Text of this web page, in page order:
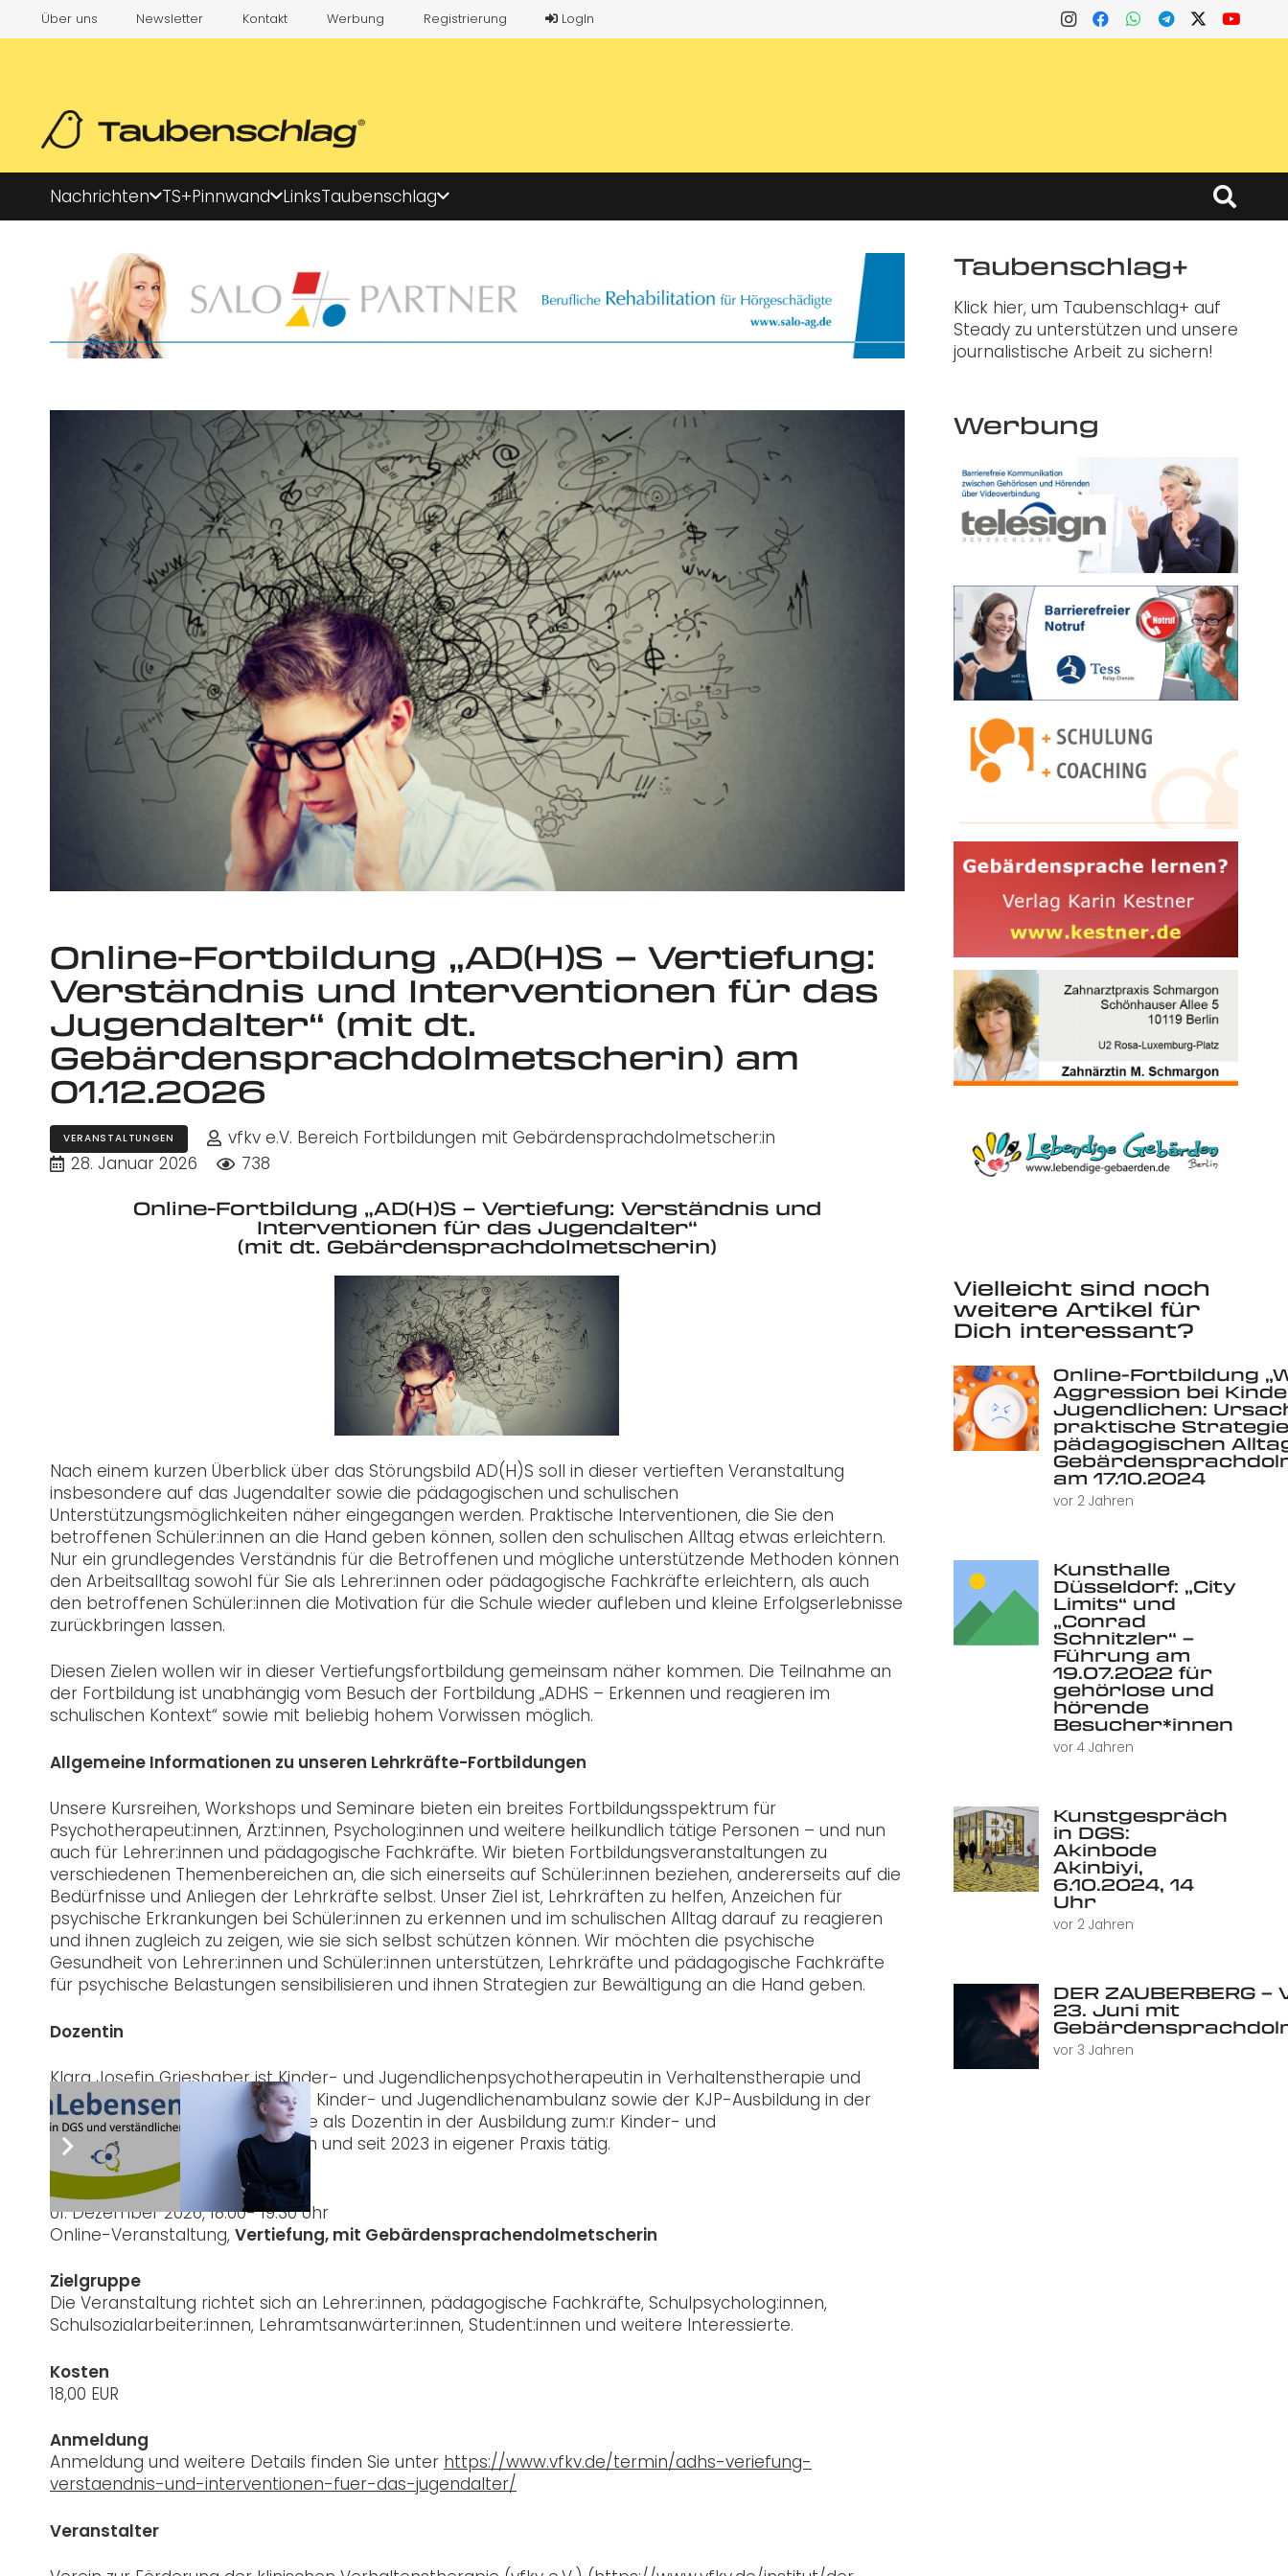
Über uns Newsletter Kontakt Werbung Registrierung LogIn
Nachrichten TS+Pinnwand LinksTaubenschlag
Online-Fortbildung „AD(H)S – Vertiefung:
Verständnis und Interventionen für das
Jugendalter“ (mit dt.
Gebärdensprachdolmetscherin) am
01.12.2026
VERANSTALTUNGEN
vfkv e.V. Bereich Fortbildungen mit Gebärdensprachdolmetscher:in
28. Januar 2026
738
Online-Fortbildung „AD(H)S – Vertiefung: Verständnis und
Interventionen für das Jugendalter“
(mit dt. Gebärdensprachdolmetscherin)
Nach einem kurzen Überblick über das Störungsbild AD(H)S soll in dieser vertieften Veranstaltung
insbesondere auf das Jugendalter sowie die pädagogischen und schulischen
Unterstützungsmöglichkeiten näher eingegangen werden. Praktische Interventionen, die Sie den
betroffenen Schüler:innen an die Hand geben können, sollen den schulischen Alltag etwas erleichtern.
Nur ein grundlegendes Verständnis für die Betroffenen und mögliche unterstützende Methoden können
den Arbeitsalltag sowohl für Sie als Lehrer:innen oder pädagogische Fachkräfte erleichtern, als auch
den betroffenen Schüler:innen die Motivation für die Schule wieder aufleben und kleine Erfolgserlebnisse
zurückbringen lassen.
Diesen Zielen wollen wir in dieser Vertiefungsfortbildung gemeinsam näher kommen. Die Teilnahme an
der Fortbildung ist unabhängig vom Besuch der Fortbildung „ADHS – Erkennen und reagieren im
schulischen Kontext“ sowie mit beliebig hohem Vorwissen möglich.
Allgemeine Informationen zu unseren Lehrkräfte-Fortbildungen
Unsere Kursreihen, Workshops und Seminare bieten ein breites Fortbildungsspektrum für
Psychotherapeut:innen, Ärzt:innen, Psycholog:innen und weitere heilkundlich tätige Personen – und nun
auch für Lehrer:innen und pädagogische Fachkräfte. Wir bieten Fortbildungsveranstaltungen zu
verschiedenen Themenbereichen an, die sich einerseits auf Schüler:innen beziehen, andererseits auf die
Bedürfnisse und Anliegen der Lehrkräfte selbst. Unser Ziel ist, Lehrkräften zu helfen, Anzeichen für
psychische Erkrankungen bei Schüler:innen zu erkennen und im schulischen Alltag darauf zu reagieren
und ihnen zugleich zu zeigen, wie sie sich selbst schützen können. Wir möchten die psychische
Gesundheit von Lehrer:innen und Schüler:innen unterstützen, Lehrkräfte und pädagogische Fachkräfte
für psychische Belastungen sensibilisieren und ihnen Strategien zur Bewältigung an die Hand geben.
Dozentin
Klara Josefin Grieshaber ist Kinder- und Jugendlichenpsychotherapeutin in Verhaltenstherapie und
arbeitet seit 2019 im Bereich der Kinder- und Jugendlichenambulanz sowie der KJP-Ausbildung in der
vfkv gGmbH. Des Weiteren ist sie als Dozentin in der Ausbildung zum:r Kinder- und
Jugendlichenpsychotherapeut:in und seit 2023 in eigener Praxis tätig.
Datum und Ort
01. Dezember 2026, 18:00- 19:30 Uhr
Online-Veranstaltung, Vertiefung, mit Gebärdensprachendolmetscherin
Zielgruppe
Die Veranstaltung richtet sich an Lehrer:innen, pädagogische Fachkräfte, Schulpsycholog:innen,
Schulsozialarbeiter:innen, Lehramtsanwärter:innen, Student:innen und weitere Interessierte.
Kosten
18,00 EUR
Anmeldung
Anmeldung und weitere Details finden Sie unter https://www.vfkv.de/termin/adhs-veriefung-
verstaendnis-und-interventionen-fuer-das-jugendalter/
Veranstalter
Taubenschlag+
Klick hier, um Taubenschlag+ auf
Steady zu unterstützen und unsere
journalistische Arbeit zu sichern!
Werbung
Vielleicht sind noch
weitere Artikel für
Dich interessant?
Online-Fortbildung
Aggression bei
Jugendlichen:
praktische
pädagogischen
am 17.10.2024
vor 2 Jahren
Kunsthalle
Düsseldorf: „City
Limits“ und
„Conrad
Schnitzler“ –
Führung am
19.07.2022 für
gehörlose und
hörende
Besucher*innen
vor 4 Jahren
Kunstgespräch
in DGS:
Akinbode
Akinbiyi,
6.10.2024, 14
Uhr
vor 2 Jahren
DER ZAUBERBERG
23. Juni mit
vor 3 Jahren